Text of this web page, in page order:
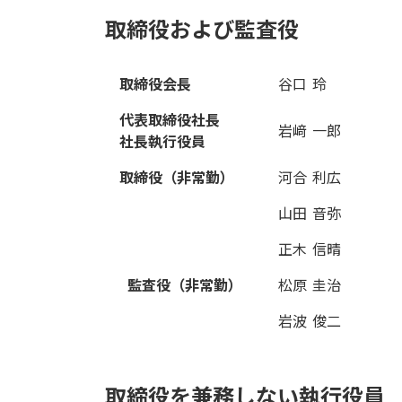
取締役および監査役
取締役会長 谷口 玲
代表取締役社長
社長執行役員
岩﨑 一郎
取締役（非常勤） 河合 利広
山田 音弥
正木 信晴
監査役（非常勤） 松原 圭治
岩波 俊二
取締役を兼務しない執行役員